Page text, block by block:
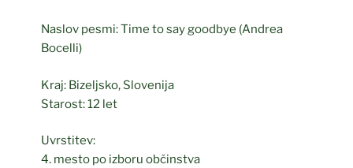
Naslov pesmi: Time to say goodbye (Andrea
Bocelli)
Kraj: Bizeljsko, Slovenija
Starost: 12 let
Uvrstitev:
4. mesto po izboru občinstva